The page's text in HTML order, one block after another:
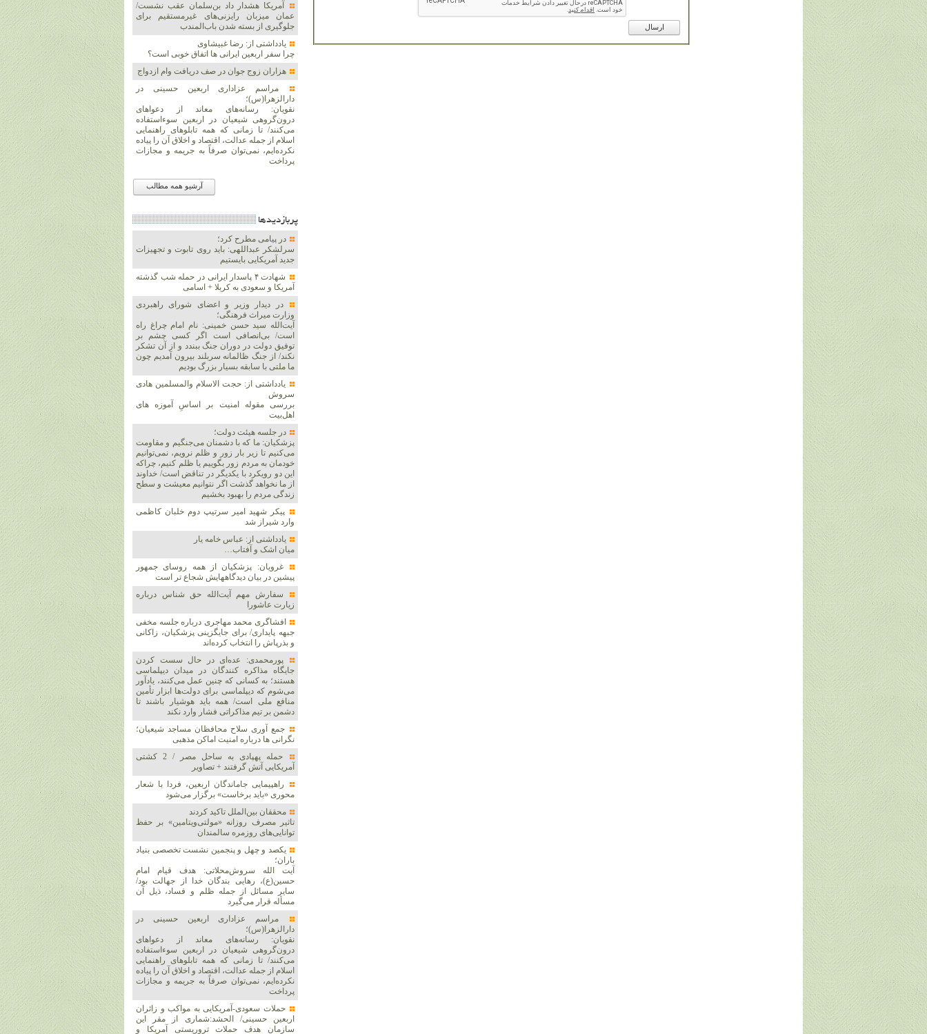
آمریکا هشدار داد بن‌سلمان عقب نشست/
عمان میزبان رایزنی‌های غیرمستقیم برای
جلوگیری از بسته شدن باب‌المندب
یادداشتی از: رضا غبیشاوی
چرا سفر اربعین ایرانی ها اتفاق خوبی است؟
هزاران زوج‌ جوان در صف دریافت وام ازدواج
مراسم عزاداری اربعین حسینی در
دارالزهرا(س)؛
نقویان: رسانه‌های معاند از دعواهای
درون‌گروهی شیعیان در اربعین سوءاستفاده
می‌کنند/ تا زمانی که همه تابلوهای راهنمایی
اسلام از جمله عدالت، اقتصاد و اخلاق آن را پیاده
نکرده‌ایم، نمی‌توان صرفاً به جریمه و مجازات
پرداخت
آرشیو همه مطالب
پربازديدها
در پیامی مطرح کرد؛
سرلشکر عبداللهی: باید روی تابوت و تجهیزات
جدید آمریکایی بایستیم
شهادت ۴ پاسدار ایرانی در حمله شب گذشته
آمریکا و سعودی به کربلا + اسامی
در دیدار وزیر و اعضای شورای راهبردی
وزارت‌ میراث فرهنگی؛
آیت‌الله سید حسن خمینی: نام امام چراغ راه
است/ بی‌انصافی است‌ اگر کسی چشم بر
توفیق دولت‌ در دوران جنگ ببندد و از آن تشکر
نکند/ از جنگ ظالمانه سربلند بیرون آمدیم چون
ما ملتی با سابقه بسیار بزرگ بودیم
یادداشتی از: حجت الاسلام والمسلمین هادی
سروش
بررسی مقوله امنیت بر اساسِ آموزه های
اهل‌بیت
در جلسه هیئت دولت؛
پزشکیان: ما که با دشمنان می‌جنگیم و مقاومت
می‌کنیم تا زیر بار زور و ظلم نرویم، نمی‌توانیم
خودمان به مردم زور بگوییم یا ظلم کنیم، چراکه
این دو رویکرد با یکدیگر در تناقض است/ خداوند
از ما نخواهد گذشت اگر نتوانیم معیشت و سطح
زندگی مردم را بهبود بخشیم
پیکر شهید امیر سرتیپ دوم خلبان کاظمی
وارد شیراز شد
یادداشتی از: عباس خامه یار
میان اشک و آفتاب…
غرویان: پزشکیان از همه روسای جمهور
پیشین در بیان دیدگاههایش شجاع تر است
سفارش مهم آیت‌الله حق شناس درباره
زیارت عاشورا
افشاگری محمد مهاجری درباره جلسه مخفی
جبهه پایداری/ برای جایگزینی پزشکیان، زاکانی
و بذرپاش را انتخاب کرده‌اند
پورمحمدی: عده‌ای در حال سست کردن
جایگاه مذاکره کنندگان در میدان دیپلماسی
هستند؛ به کسانی که چنین عمل می‌کنند، یادآور
می‌شوم که دیپلماسی برای دولت‌ها ابزار تأمین
منافع ملی است/ همه باید هوشیار باشند تا
دشمن بر تیم مذاکراتی فشار وارد نکند
جمع آوری سلاح محافظان مساجد شیعیان؛
نگرانی ها درباره امنیت اماکن مذهبی
حمله پهپادی به ساحل مصر / 2 کشتی
آمریکایی آتش گرفتند + تصاویر
راهپیمایی جاماندگان اربعین، فردا با شعار
محوری «باید برخاست» برگزار می‌شود
محققان بین‌الملل تاکید کردند
تاثیر مصرف روزانه «مولتی‌ویتامین» بر حفظ
توانایی‌های روزمره سالمندان
یکصد و چهل و پنجمین نشست تخصصی بنیاد
باران؛
آیت الله سروش‌محلاتی: هدف قیام امام
حسین(ع)، رهایی بندگان خدا از جهالت بود/
سایر مسائل از جمله ظلم و فساد، ذیل آن
مسأله قرار می‌گیرد
مراسم عزاداری اربعین حسینی در
دارالزهرا(س)؛
نقویان: رسانه‌های معاند از دعواهای
درون‌گروهی شیعیان در اربعین سوءاستفاده
می‌کنند/ تا زمانی که همه تابلوهای راهنمایی
اسلام از جمله عدالت، اقتصاد و اخلاق آن را پیاده
نکرده‌ایم، نمی‌توان صرفاً به جریمه و مجازات
پرداخت
حملات سعودی-آمریکایی به مواکب و زائران
اربعین حسینی/ الحشد:شماری از مقر این
سازمان هدف حملات تروریستی آمریکا و